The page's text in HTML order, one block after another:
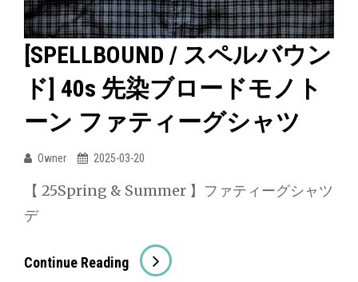
グ
シ
ャ
ツ
ン
ド
]
6oz
ニ
ム
ー
[SPELLBOUND / スペルバウン
ド] 40s 先染ブロードモノト
ーン ファティーグシャツ
Owner 2025-03-20
【 25Spring & Summer 】ファティーグシャツ
デ
Continue Reading [SPELLBOUND